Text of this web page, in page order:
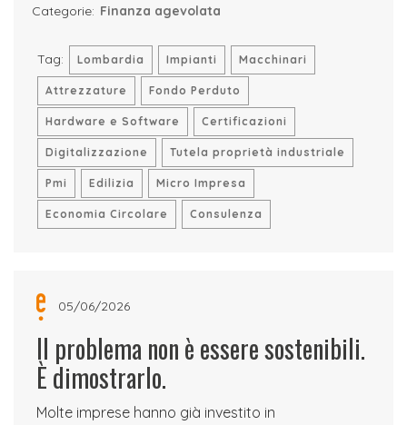
Categorie: Finanza agevolata
Tag: Lombardia Impianti Macchinari
Attrezzature Fondo Perduto
Hardware e Software Certificazioni
Digitalizzazione Tutela proprietà industriale
Pmi Edilizia Micro Impresa
Economia Circolare Consulenza
05/06/2026
Il problema non è essere sostenibili.
È dimostrarlo.
Molte imprese hanno già investito in